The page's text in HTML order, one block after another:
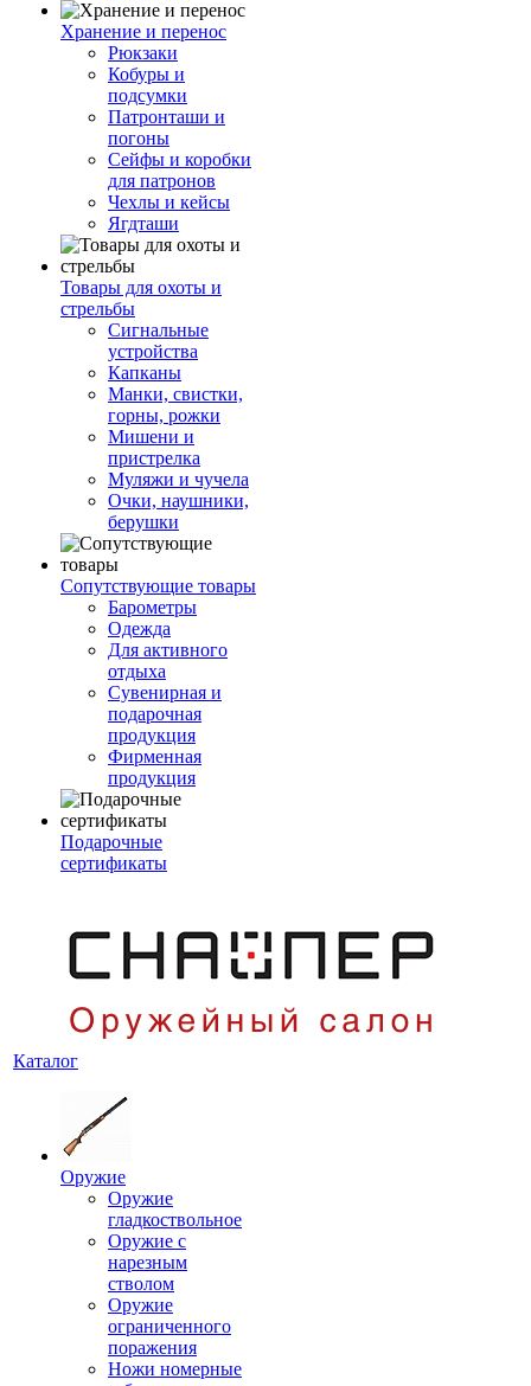
Хранение и перенос
Рюкзаки
Кобуры и
подсумки
Патронташи и
погоны
Сейфы и коробки
для патронов
Чехлы и кейсы
Ягдташи
Товары для охоты и
стрельбы
Сигнальные
устройства
Капканы
Манки, свистки,
горны, рожки
Мишени и
пристрелка
Муляжи и чучела
Очки, наушники,
берушки
Сопутствующие товары
Барометры
Одежда
Для активного
отдыха
Сувенирная и
подарочная
продукция
Фирменная
продукция
Подарочные
сертификаты
Каталог
Оружие
Оружие
гладкоствольное
Оружие с
нарезным
стволом
Оружие
ограниченного
поражения
Ножи номерные